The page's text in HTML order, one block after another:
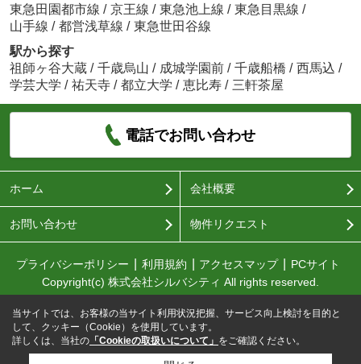
東急田園都市線 / 京王線 / 東急池上線 / 東急目黒線 /
山手線 / 都営浅草線 / 東急世田谷線
駅から探す
祖師ヶ谷大蔵 / 千歳烏山 / 成城学園前 / 千歳船橋 / 西馬込 /
学芸大学 / 祐天寺 / 都立大学 / 恵比寿 / 三軒茶屋
電話でお問い合わせ
ホーム 会社概要
お問い合わせ 物件リクエスト
プライバシーポリシー 利用規約 アクセスマップ
PCサイト
Copyright(c) 株式会社シルバシティ All rights reserved.
当サイトでは、お客様の当サイト利用状況把握、サービス向上検討を目的と
して、クッキー（Cookie）を使用しています。
詳しくは、当社の 「Cookieの取扱いについて」 をご確認ください。